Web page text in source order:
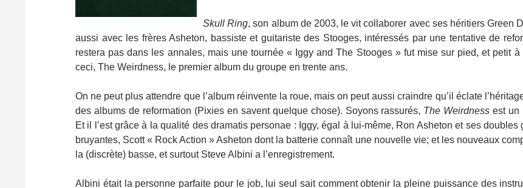
Skull Ring, son album de 2003, le vit collaborer avec ses héritiers Green
aussi avec les frères Asheton, bassiste et guitariste des Stooges, intéressés par une tentative de
restera pas dans les annales, mais une tournée « Iggy and The Stooges » fut mise sur pied, et petit à
ceci, The Weirdness, le premier album du groupe en trente ans.
On ne peut plus attendre que l’album réinvente la roue, mais on peut aussi craindre qu’il éclate
des albums de reformation (Pixies en savent quelque chose). Soyons rassurés, The Weirdness est un
Et il l’est grâce à la qualité des dramatis personae : Iggy, égal à lui-même, Ron Asheton et ses doubles
bruyantes, Scott « Rock Action » Asheton dont la batterie connaît une nouvelle vie; et les nouveaux
la (discrète) basse, et surtout Steve Albini a l’enregistrement.
Albini était la personne parfaite pour le job, lui seul sait comment obtenir la pleine puissance des